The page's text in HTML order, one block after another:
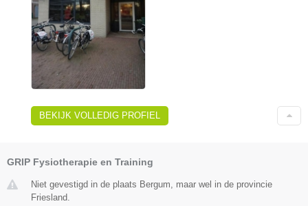
BEKIJK VOLLEDIG PROFIEL
GRIP Fysiotherapie en Training
Niet gevestigd in de plaats Bergum, maar wel in de provincie
Friesland.